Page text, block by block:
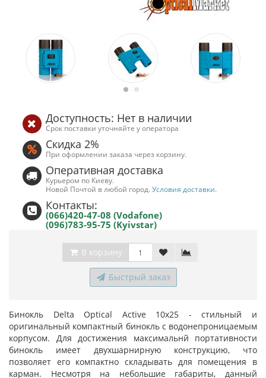
Доступность: Нет в наличии
Срок поставки уточняйте у оператора
Скидка 2%
При оформлении заказа через корзину.
Оперативная доставка
Курьером по Киеву.
Новой Почтой в любой город.Условия доставки.
Контакты:
(066)420-47-08 (Vodafone)
(096)783-95-75 (Kyivstar)
В корзину
Быстрый заказ
Бинокль Delta Optical Active 10x25 - стильный и
оригинальный компактный бинокль с водонепроницаемым
корпусом. Для достижения максимальнй портативности
бинокль имеет двухшарнирную конструкцию, что
позволяет его компактно складывать для помещения в
карман. Несмотря на небольшие габариты, данный